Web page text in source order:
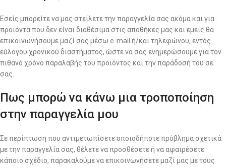
Εσείς μπορείτε να μας στείλετε την παραγγελία σας ακόμα και για
προϊόντα που δεν είναι διαθέσιμα στις αποθήκες μας και εμείς θα
επικοινωνήσουμε μαζί σας μέσω e-mail ή/και τηλεφώνου, εντός
εύλογου χρονικού διαστήματος, ώστε να σας ενημερώσουμε για τον
πιθανό χρόνο παραλαβής του προϊόντος και την παράδοσή του σε
σας.
Πως μπορώ να κάνω μια τροποποίηση
στην παραγγελία μου
Σε περίπτωση που αντιμετωπίσετε οποιοδήποτε πρόβλημα σχετικά
με την παραγγελία σας, θέλετε να προσθέσετε ή να αφαιρέσετε
κάποιο σχέδιο, παρακαλούμε να επικοινωνήσετε μαζί μας με τους